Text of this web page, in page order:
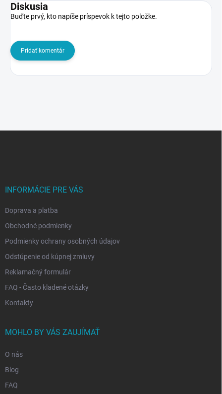
Diskusia
Buďte prvý, kto napíše príspevok k tejto položke.
Pridať komentár
INFORMÁCIE PRE VÁS
Doprava a platba
Obchodné podmienky
Podmienky ochrany osobných údajov
Odstúpenie od kúpnej zmluvy
Reklamačný formulár
FAQ - Často kladené otázky
Kontakty
MOHLO BY VÁS ZAUJÍMAŤ
O nás
Blog
FAQ